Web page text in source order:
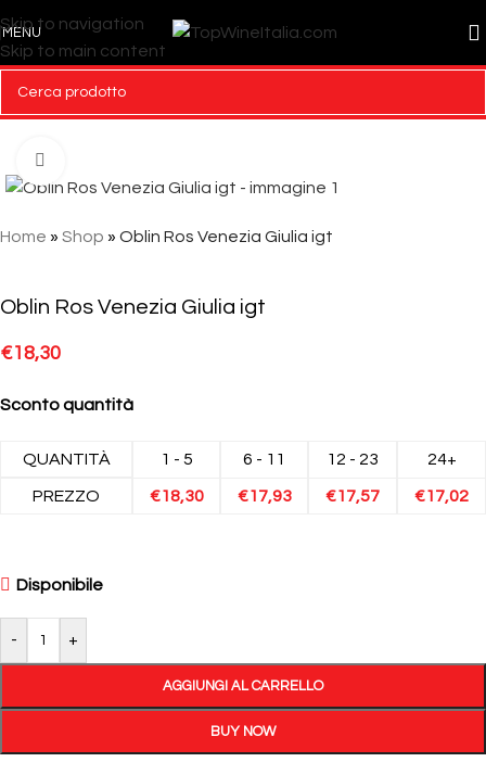
Skip to navigation
Skip to main content
MENU
Home » Shop » Oblin Ros Venezia Giulia igt
Oblin Ros Venezia Giulia igt
€18,30
Sconto quantità
QUANTITÀ 1 - 5 6 - 11 12 - 23 24+
PREZZO €18,30 €17,93 €17,57 €17,02
Disponibile
- +
AGGIUNGI AL CARRELLO
BUY NOW